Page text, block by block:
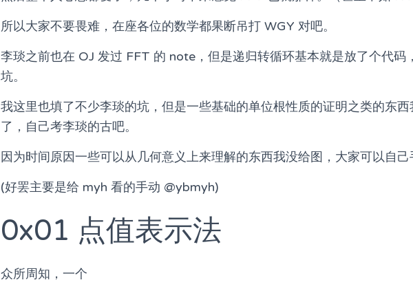
所以大家不要畏难，在座各位的数学都果断吊打 WGY 对吧。
李琰之前也在 OJ 发过 FFT 的 note，但是递归转循环基本就是放了个代码
坑。
我这里也填了不少李琰的坑，但是一些基础的单位根性质的证明之类的东
了，自己考李琰的古吧。
因为时间原因一些可以从几何意义上来理解的东西我没给图，大家可以自己
(好罢主要是给 myh 看的手动 @ybmyh)
0x01 点值表示法
众所周知，一个